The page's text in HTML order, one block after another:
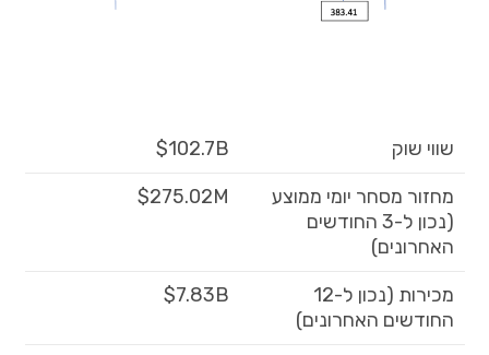
שווי שוק
$102.7B
מחזור מסחר יומי ממוצע
(נכון ל-3 החודשים
האחרונים)
275.02M$
מכירות (נכון ל-12
החודשים האחרונים)
$7.83B